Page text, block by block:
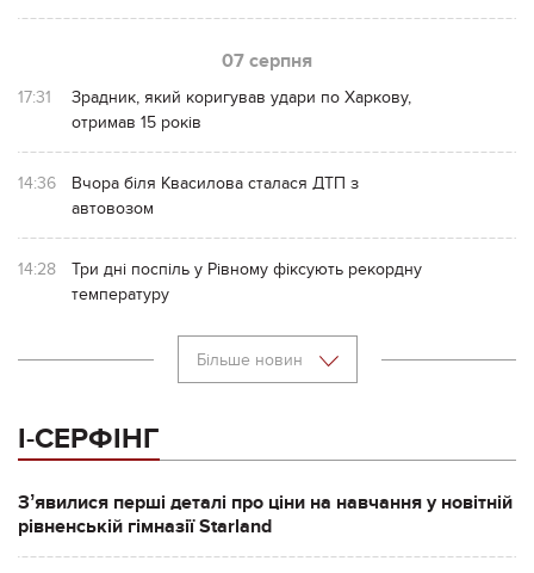
07 серпня
17:31
Зрадник, який коригував удари по Харкову,
отримав 15 років
14:36
Вчора біля Квасилова сталася ДТП з
автовозом
14:28
Три дні поспіль у Рівному фіксують рекордну
температуру
Більше новин
І-СЕРФІНГ
Зʼявилися перші деталі про ціни на навчання у новітній
рівненській гімназії Starland